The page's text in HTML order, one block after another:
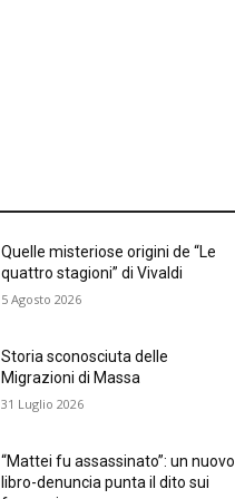
Quelle misteriose origini de “Le
quattro stagioni” di Vivaldi
5 Agosto 2026
Storia sconosciuta delle
Migrazioni di Massa
31 Luglio 2026
“Mattei fu assassinato”: un nuovo
libro-denuncia punta il dito sui